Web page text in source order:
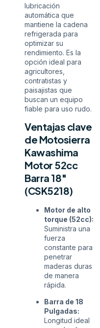
lubricación
automática que
mantiene la cadena
refrigerada para
optimizar su
rendimiento. Es la
opción ideal para
agricultores,
contratistas y
paisajistas que
buscan un equipo
fiable para uso rudo.
Ventajas clave
de Motosierra
Kawashima
Motor 52cc
Barra 18″
(CSK5218)
Motor de alto
torque (52cc):
Suministra una
fuerza
constante para
penetrar
maderas duras
de manera
rápida.
Barra de 18
Pulgadas:
Longitud ideal